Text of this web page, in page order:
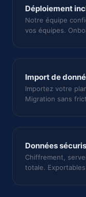
Déploiement
Notre équipe
vos équipes.
Import de
Importez votre
Migration sans
Données
Chiffrement,
totale.